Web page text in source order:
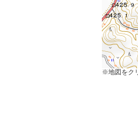
※地図をク